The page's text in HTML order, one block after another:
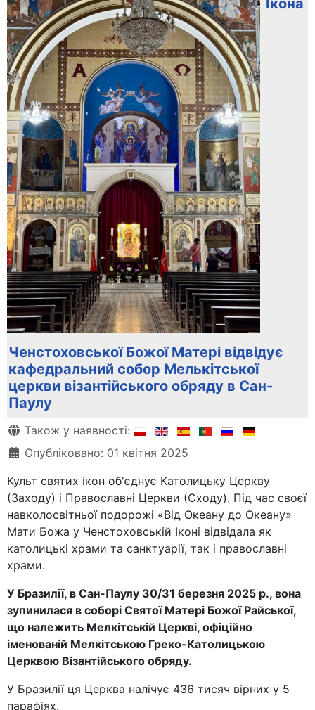
Ікона
Ченстоховської Божої Матері відвідує
кафедральний собор Мелькітської
церкви візантійського обряду в Сан-
Паулу
Деталі
Також у наявності:
Опубліковано: 01 квітня 2025
Культ святих ікон об'єднує Католицьку Церкву
(Заходу) і Православні Церкви (Сходу). Під час своєї
навколосвітньої подорожі «Від Океану до Океану»
Мати Божа у Ченстоховській Іконі відвідала як
католицькі храми та санктуарії, так і православні
храми.
У Бразилії, в Сан-Паулу 30/31 березня 2025 р., вона
зупинилася в соборі Святої Матері Божої Райської,
що належить Мелкітській Церкві, офіційно
іменованій Мелкітською Греко-Католицькою
Церквою Візантійського обряду.
У Бразилії ця Церква налічує 436 тисяч вірних у 5
парафіях.